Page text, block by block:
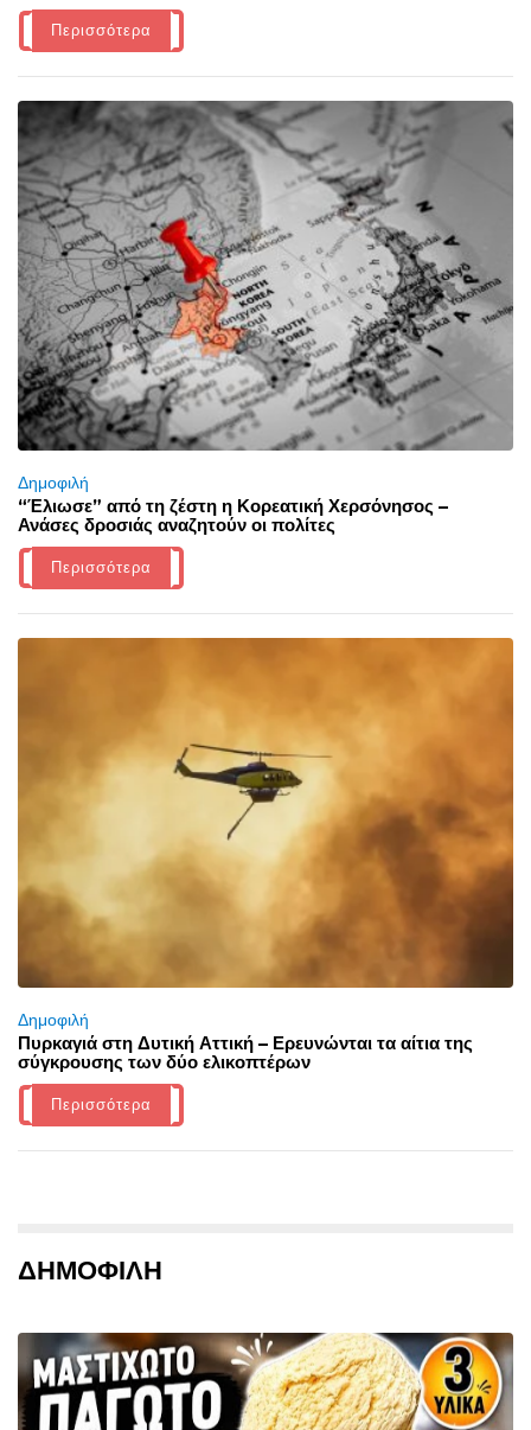
Περισσότερα
Δημοφιλή
“Έλιωσε” από τη ζέστη η Κορεατική Χερσόνησος –
Ανάσες δροσιάς αναζητούν οι πολίτες
Περισσότερα
Δημοφιλή
Πυρκαγιά στη Δυτική Αττική – Ερευνώνται τα αίτια της
σύγκρουσης των δύο ελικοπτέρων
Περισσότερα
ΔΗΜΟΦΙΛΗ